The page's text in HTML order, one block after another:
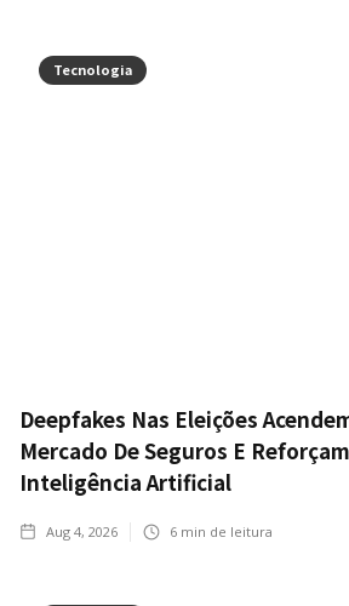
Tecnologia
Deepfakes Nas Eleições
Mercado De Seguros E
Inteligência Artificial
Aug 4, 2026 6 min de leitura